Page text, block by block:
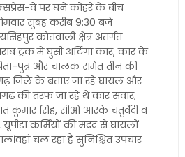
वे पर घने कोहरे के बीच
सुबह करीब 9:30 बजे
कोतवाली क्षेत्र अंतर्गत
ट्रक में घुसी अर्टिगा कार, कार के
पुत्र और चालक समेत तीन की
जिले के बताए जा रहे घायल और
तरफ जा रहे थे कार सवार,
कुमार सिंह, सीओ आरके चतुर्वेदी व
कर्मियों की मदद से घायलों
चल रहा है सुनिश्चित उपचार